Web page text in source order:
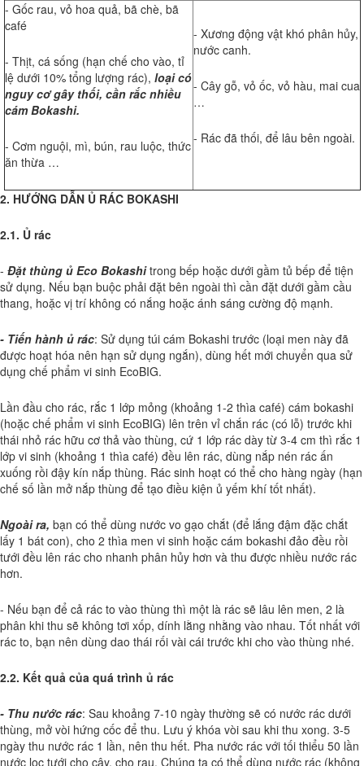
- Gốc rau, vỏ hoa quả, bã chè, bã
café
- Thịt, cá sống (hạn chế cho vào, tỉ
lệ dưới 10% tổng lượng rác), loại có
nguy cơ gây thối, cần rắc nhiều
cám Bokashi.
- Cơm nguội, mì, bún, rau luộc, thức
ăn thừa …
- Xương động vật khó phân hủy,
nước canh.
- Cây gỗ, vỏ ốc, vỏ hàu, mai cua
…
- Rác đã thối, để lâu bên ngoài.
2. HƯỚNG DẪN Ủ RÁC BOKASHI
2.1. Ủ rác
- Đặt thùng ủ Eco Bokashitrong bếp hoặc dưới gầm tủ bếp để tiện
sử dụng. Nếu bạn buộc phải đặt bên ngoài thì cần đặt dưới gầm cầu
thang, hoặc vị trí không có nắng hoặc ánh sáng cường độ mạnh.
- Tiến hành ủ rác: Sử dụng túi cám Bokashi trước (loại men này đã
được hoạt hóa nên hạn sử dụng ngắn), dùng hết mới chuyển qua sử
dụng chế phẩm vi sinh EcoBIG.
Lần đầu cho rác, rắc 1 lớp mỏng (khoảng 1-2 thìa café) cám bokashi
(hoặc chế phẩm vi sinh EcoBIG) lên trên vỉ chắn rác (có lỗ) trước khi
thái nhỏ rác hữu cơ thả vào thùng, cứ 1 lớp rác dày từ 3-4 cm thì rắc 1
lớp vi sinh (khoảng 1 thìa café) đều lên rác, dùng nắp nén rác ấn
xuống rồi đậy kín nắp thùng. Rác sinh hoạt có thể cho hàng ngày (hạn
chế số lần mở nắp thùng để tạo điều kiện ủ yếm khí tốt nhất).
Ngoài ra, bạn có thể dùng nước vo gạo chắt (để lắng đậm đặc chắt
lấy 1 bát con), cho 2 thìa men vi sinh hoặc cám bokashi đảo đều rồi
tưới đều lên rác cho nhanh phân hủy hơn và thu được nhiều nước rác
hơn.
- Nếu bạn để cả rác to vào thùng thì một là rác sẽ lâu lên men, 2 là
phân khi thu sẽ không tơi xốp, dính lằng nhằng vào nhau. Tốt nhất với
rác to, bạn nên dùng dao thái rối vài cái trước khi cho vào thùng nhé.
2.2. Kết quả của quá trình ủ rác
- Thu nước rác: Sau khoảng 7-10 ngày thường sẽ có nước rác dưới
thùng, mở vòi hứng cốc để thu. Lưu ý khóa vòi sau khi thu xong. 3-5
ngày thu nước rác 1 lần, nên thu hết. Pha nước rác với tối thiểu 50 lần
nước lọc tưới cho cây, cho rau. Chúng ta có thể dùng nước rác (không